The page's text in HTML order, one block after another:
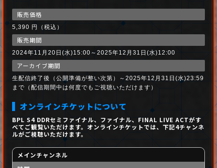
販売価格
5,390 円（税込）
販売期間
2024年11月20日(水)15:00～2025年12月31日(水)12:00
アーカイブ期間
生配信終了後（公開準備が整い次第）～2025年12月31日(水)23:59
まで（配信期間中は何度でもご視聴いただけます）
オンラインチケットについて
BPL S4 DDRセミファイナル、ファイナル、FINAL LIVE ACTがす
べてご観覧いただけます。 オンラインチケットでは、下記4チャンネ
ルがご視聴いただけます。
メインチャンネル